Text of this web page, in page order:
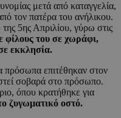
μετά από καταγγελία,
τον πατέρα του ανήλικου.
5ης Απριλίου, γύρω στις
φίλους του σε χωράφι,
εκκλησία.
πρόσωπα επιτέθηκαν στον
σοβαρά στο πρόσωπο.
όπου κρατήθηκε για
ζυγωματικό οστό.